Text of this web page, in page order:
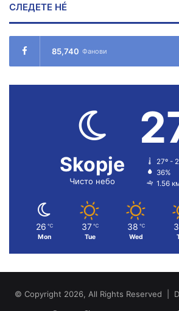
СЛЕДЕТЕ НÉ
85,740 Фанови
Skopje
Чисто небо
27º -
36%
1.56
26 ℃
Mon
37 ℃
Tue
38 ℃
Wed
© Copyright 2026, All Rights Reserved |